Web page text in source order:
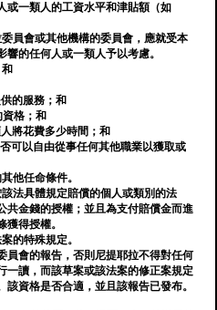
或一類人的工資水平和津貼額（如
委員會或其他機構的委員會，應就受本
的任何人或一類人予以考慮。
的服務；和
資格；和
將花費多少時間；和
可以自由從事任何其他職業以獲取或
他任命條件。
該法具體規定賠償的個人或類別的法
共金錢的授權；並且為支付賠償金而進
得授權。
的特殊規定。
員會的報告，否則尼提耶拉不得對任何
一讀，而該草案或該法案的修正案規定
資格是否合適，並且該報告已發布。